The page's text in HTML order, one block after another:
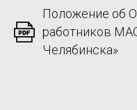
Положение об
работников
Челябинска»